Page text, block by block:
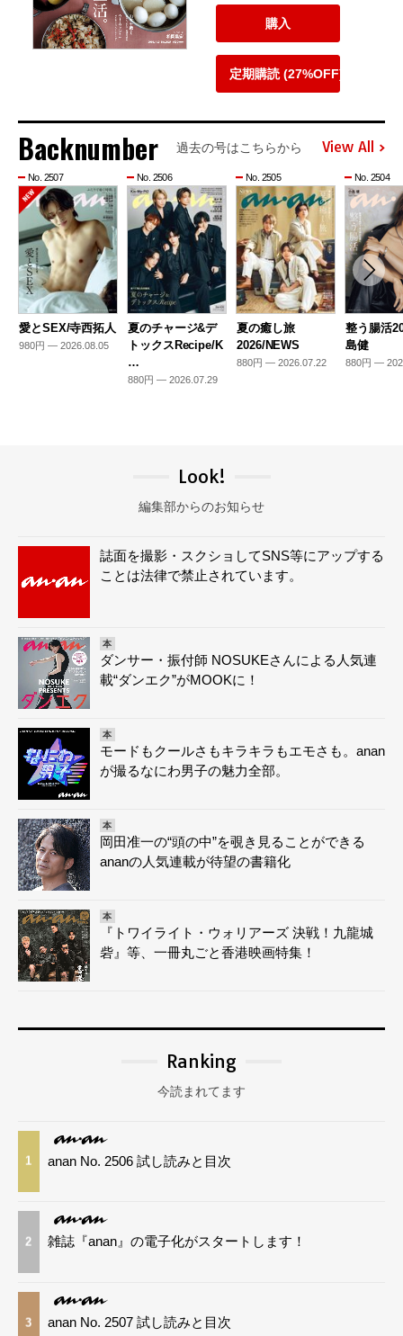
購入
定期購読 (27%OFF)
Backnumber 過去の号はこちらから View All
No. 2507
愛とSEX/寺西拓人
980円 — 2026.08.05
No. 2506
夏のチャージ&デ
トックスRecipe/K
…
880円 — 2026.07.29
No. 2505
夏の癒し旅
2026/NEWS
880円 — 2026.07.22
No. 2504
整う腸活
島健
880円 —
Look!
編集部からのお知らせ
誌面を撮影・スクショしてSNS等にアップする
ことは法律で禁止されています。
本
ダンサー・振付師 NOSUKEさんによる人気連
載“ダンエク”がMOOKに！
本
モードもクールさもキラキラもエモさも。anan
が撮るなにわ男子の魅力全部。
本
岡田准一の“頭の中”を覗き見ることができる
ananの人気連載が待望の書籍化
本
『トワイライト・ウォリアーズ 決戦！九龍城
砦』等、一冊丸ごと香港映画特集！
Ranking
今読まれてます
1 anan No. 2506 試し読みと目次
2 雑誌『anan』の電子化がスタートします！
3 anan No. 2507 試し読みと目次